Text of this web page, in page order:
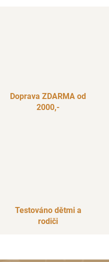
Doprava ZDARMA od
2000,-
Testováno dětmi a
rodiči